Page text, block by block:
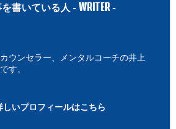
を書いている人 - WRITER -
ウンセラー、メンタルコーチの井上
す。
しいプロフィールはこちら